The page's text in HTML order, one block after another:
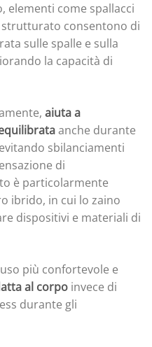
elementi come spallacci
consentono di
sulle spalle e sulla
la capacità di
aiuta a
anche durante
sbilanciamenti
di
è particolarmente
ibrido, in cui lo zaino
dispositivi e materiali di
più confortevole e
al corpo invece di
durante gli